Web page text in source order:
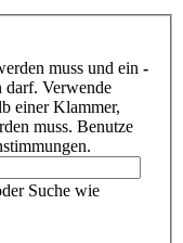
muss und ein -
darf. Verwende
einer Klammer,
muss. Benutze
Suche wie